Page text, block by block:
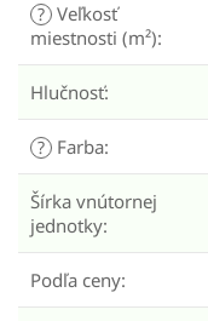
? Veľkosť
miestnosti (m²):
Hlučnosť:
? Farba:
Šírka vnútornej
jednotky:
Podľa ceny: